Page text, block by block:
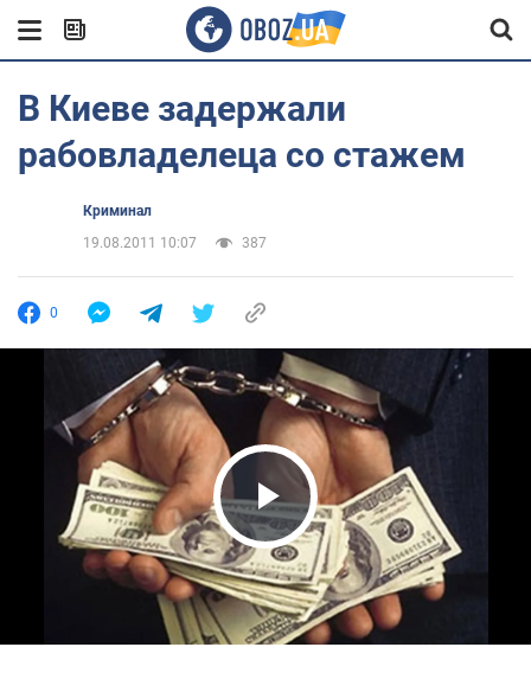
В Киеве задержали
рабовладелеца со стажем
Криминал
19.08.2011 10:07
387
0
Play Video